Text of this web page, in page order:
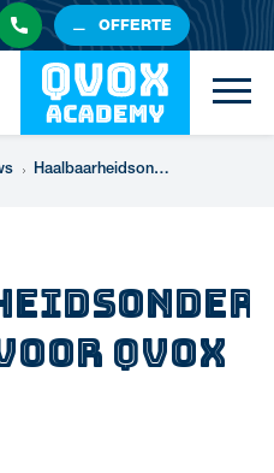
OFFERTE
Haalbaarheidsonderzoek AI Portal voor QVOX
QVOX